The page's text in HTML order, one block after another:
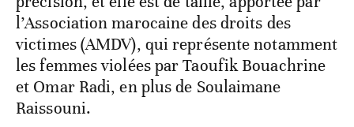
l’Association marocaine des droits des
victimes (AMDV), qui représente notamment
les femmes violées par Taoufik Bouachrine
et Omar Radi, en plus de Soulaimane
Raissouni.